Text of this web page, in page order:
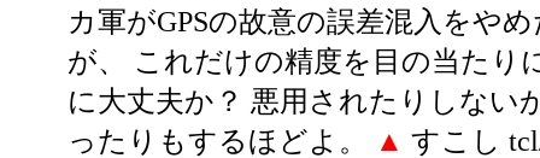
カ軍がGPSの故意の誤差混入をや
が、 これだけの精度を目の当たり
に大丈夫か？ 悪用されたりしない
ったりもするほどよ。
▲ すこし